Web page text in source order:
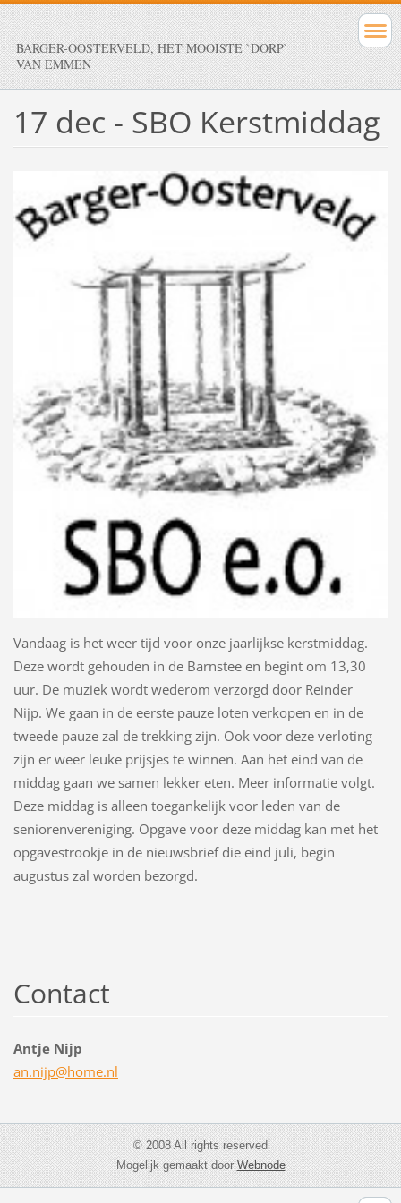
BARGER-OOSTERVELD, HET MOOISTE `DORP`
VAN EMMEN
17 dec - SBO Kerstmiddag
Vandaag is het weer tijd voor onze jaarlijkse kerstmiddag.
Deze wordt gehouden in de Barnstee en begint om 13,30
uur. De muziek wordt wederom verzorgd door Reinder
Nijp. We gaan in de eerste pauze loten verkopen en in de
tweede pauze zal de trekking zijn. Ook voor deze verloting
zijn er weer leuke prijsjes te winnen. Aan het eind van de
middag gaan we samen lekker eten. Meer informatie volgt.
Deze middag is alleen toegankelijk voor leden van de
seniorenvereniging. Opgave voor deze middag kan met het
opgavestrookje in de nieuwsbrief die eind juli, begin
augustus zal worden bezorgd.
Contact
Antje Nijp
an.nijp@home.nl
© 2008 All rights reserved
Mogelijk gemaakt doorWebnode